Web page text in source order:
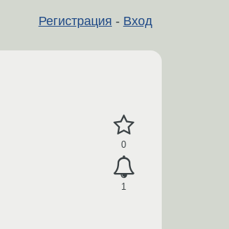
Регистрация - Вход
0
1